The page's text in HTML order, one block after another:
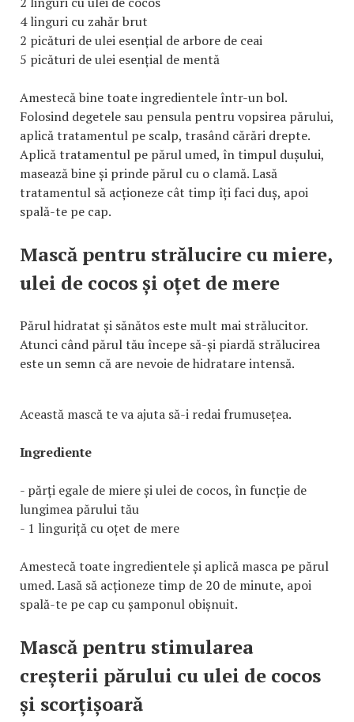
4 linguri cu zahăr brut
2 picături de ulei esențial de arbore de ceai
5 picături de ulei esențial de mentă
Amestecă bine toate ingredientele într-un bol.
Folosind degetele sau pensula pentru vopsirea părului,
aplică tratamentul pe scalp, trasând cărări drepte.
Aplică tratamentul pe părul umed, în timpul dușului,
masează bine și prinde părul cu o clamă. Lasă
tratamentul să acționeze cât timp îți faci duș, apoi
spală-te pe cap.
Mască pentru strălucire cu miere,
ulei de cocos și oțet de mere
Părul hidratat și sănătos este mult mai strălucitor.
Atunci când părul tău începe să-și piardă strălucirea
este un semn că are nevoie de hidratare intensă.
Această mască te va ajuta să-i redai frumusețea.
Ingrediente
- părți egale de miere și ulei de cocos, în funcție de
lungimea părului tău
- 1 linguriță cu oțet de mere
Amestecă toate ingredientele și aplică masca pe părul
umed. Lasă să acționeze timp de 20 de minute, apoi
spală-te pe cap cu șamponul obișnuit.
Mască pentru stimularea
creșterii părului cu ulei de cocos
și scorțișoară